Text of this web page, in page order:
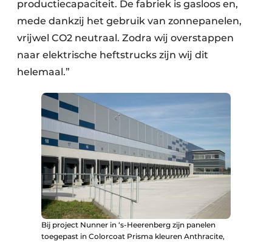
productiecapaciteit. De fabriek is gasloos en,
mede dankzij het gebruik van zonnepanelen,
vrijwel CO2 neutraal. Zodra wij overstappen
naar elektrische heftstrucks zijn wij dit
helemaal.”
Bij project Nunner in ‘s-Heerenberg zijn panelen
toegepast in Colorcoat Prisma kleuren Anthracite,